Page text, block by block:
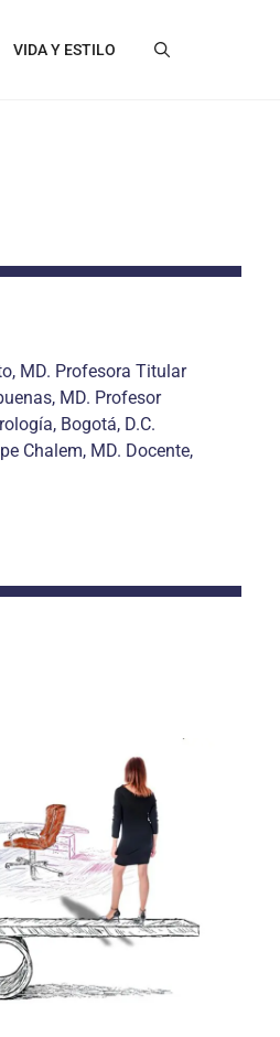
VIDA Y ESTILO
MD. Profesora Titular
MD. Profesor
Bogotá, D.C.
Chalem, MD. Docente,